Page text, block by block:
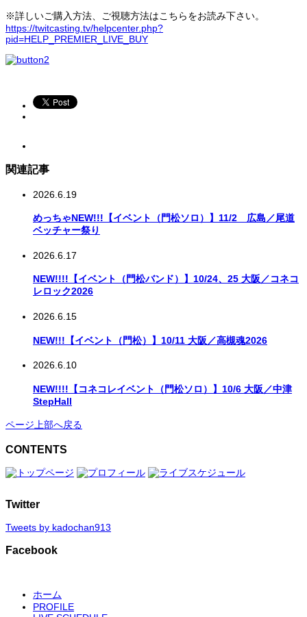
※詳しいご購入方法、ご視聴方法はこちらをお読み下さい。
https://twitcasting.tv/helpcenter.php?
pid=HELP_PREMIER_LIVE_BUY
関連記事
2026.6.19
めっちゃNEW!!!【イベント（門松ソロ）】11/2 広島／尾道
ベッチャー祭り
2026.6.17
NEW!!!!【イベント（門松バンド）】10/24、25 大阪／コネコ
レロック2026
2026.6.15
NEW!!!【イベント（門松）】10/11 大阪／高槻魂2026
2026.6.10
NEW!!!!【コネコレイベント（門松ソロ）】10/6 大阪／中津
StepHall
ページ上部へ戻る
CONTENTS
Twitter
Tweets by kadochan913
Facebook
ホーム
PROFILE